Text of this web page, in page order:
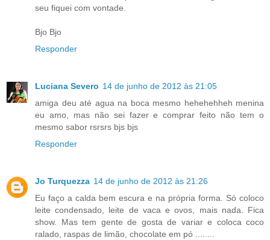
seu fiquei com vontade.
Bjo Bjo
Responder
Luciana Severo 14 de junho de 2012 às 21:05
amiga deu até agua na boca mesmo hehehehheh menina
eu amo, mas não sei fazer e comprar feito não tem o
mesmo sabor rsrsrs bjs bjs
Responder
Jo Turquezza 14 de junho de 2012 às 21:26
Eu faço a calda bem escura e na própria forma. Só coloco
leite condensado, leite de vaca e ovos, mais nada. Fica
show. Mas tem gente de gosta de variar e coloca coco
ralado, raspas de limão, chocolate em pó ........